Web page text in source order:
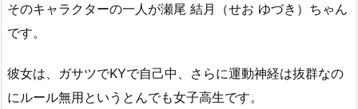
そのキャラクターの一人が瀬尾 結月（せお ゆづき）ちゃん
です。
彼女は、ガサツでKYで自己中、さらに運動神経は抜群なの
にルール無用というとんでも女子高生です。